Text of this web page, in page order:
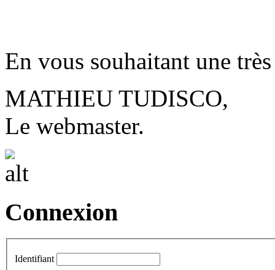
En vous souhaitant une
MATHIEU TUDISCO,
Le webmaster.
Connexion
Identifiant